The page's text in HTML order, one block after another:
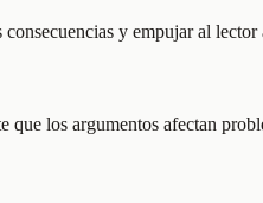
y empujar al
los argumentos afectan